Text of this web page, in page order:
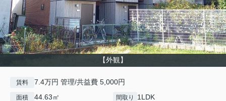
【外観】
賃料 7.4万円 管理/共益費 5,000円
面積 44.63㎡ 間取り 1LDK